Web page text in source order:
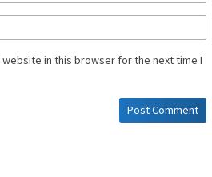
website in this browser for the next time I